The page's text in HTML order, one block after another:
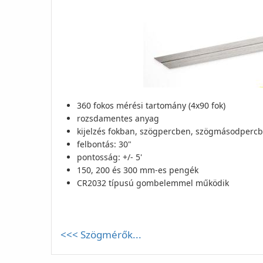
360 fokos mérési tartomány (4x90 fok)
rozsdamentes anyag
kijelzés fokban, szögpercben,
felbontás: 30"
pontosság: +/- 5'
150, 200 és 300 mm-es pengék
CR2032 típusú gombelemmel működik
<<< Szögmérők...